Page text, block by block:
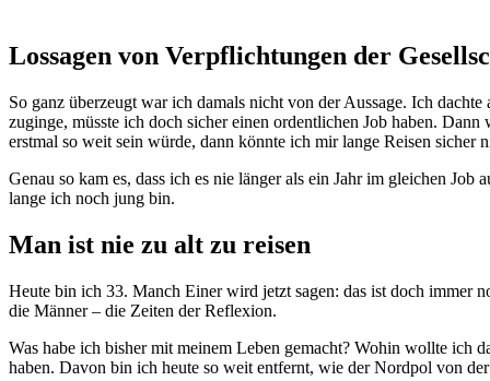
Lossagen von Verpflichtungen der
So ganz überzeugt war ich damals nicht von der Aussage. Ich
zuginge, müsste ich doch sicher einen ordentlichen Job haben.
erstmal so weit sein würde, dann könnte ich mir lange Reisen sicher
Genau so kam es, dass ich es nie länger als ein Jahr im gleichen
lange ich noch jung bin.
Man ist nie zu alt zu reisen
Heute bin ich 33. Manch Einer wird jetzt sagen: das ist doch immer
die Männer – die Zeiten der Reflexion.
Was habe ich bisher mit meinem Leben gemacht? Wohin wollte ich
haben. Davon bin ich heute so weit entfernt, wie der Nordpol von